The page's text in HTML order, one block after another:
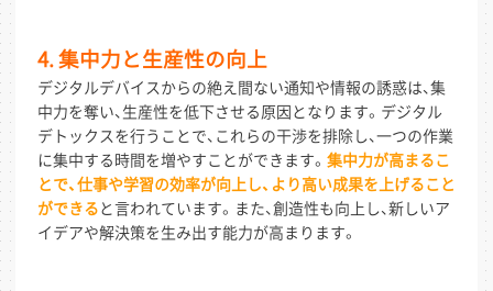
4. 集中力と生産性の向上
デジタルデバイスからの絶え間ない通知や情報の誘惑は、集
中力を奪い、生産性を低下させる原因となります。デジタル
デトックスを行うことで、これらの干渉を排除し、一つの作業
に集中する時間を増やすことができます。 集中力が高まるこ
とで、仕事や学習の効率が向上し、より高い成果を上げること
ができると言われています。また、創造性も向上し、新しいア
イデアや解決策を生み出す能力が高まります。